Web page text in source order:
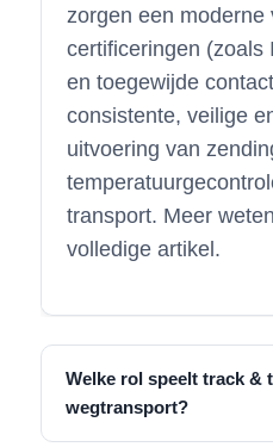
zorgen een
certificeringen (zoals
en toegewijde
consistente, veilige
uitvoering van
transport. Meer
volledige artikel.
Welke rol speelt track &
wegtransport?